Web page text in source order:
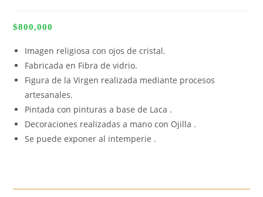
$800,000
Imagen religiosa con ojos de cristal.
Fabricada en Fibra de vidrio.
Figura de la Virgen realizada mediante procesos
artesanales.
Pintada con pinturas a base de Laca .
Decoraciones realizadas a mano con Ojilla .
Se puede exponer al intemperie .